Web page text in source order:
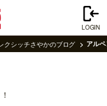
LOGIN
クシッチさやかのブログ アル